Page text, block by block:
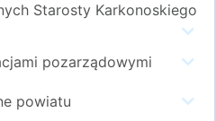
Starosty Karkonoskiego
pozarządowymi
powiatu